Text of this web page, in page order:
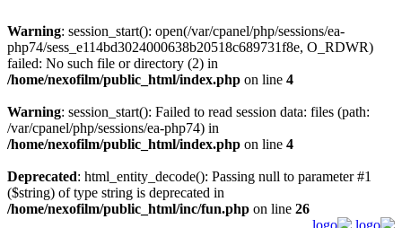
Warning: session_start(): open(/var/cpanel/php/sessions/ea-
php74/sess_e114bd3024000638b20518c689731f8e, O_RDWR)
failed: No such file or directory (2) in
/home/nexofilm/public_html/index.php on line 4
Warning: session_start(): Failed to read session data: files (path:
/var/cpanel/php/sessions/ea-php74) in
/home/nexofilm/public_html/index.php on line 4
Deprecated: html_entity_decode(): Passing null to parameter #1
($string) of type string is deprecated in
/home/nexofilm/public_html/inc/fun.php on line 26